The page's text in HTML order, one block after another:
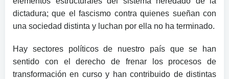
dictadura; que el fascismo contra quienes sueñan con
una sociedad distinta y luchan por ella no ha terminado.
Hay sectores políticos de nuestro país que se han
sentido con el derecho de frenar los procesos de
transformación en curso y han contribuido de distintas